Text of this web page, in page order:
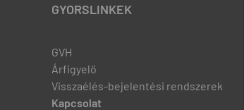
GYORSLINKEK
GVH
Árfigyelő
Visszaélés-bejelentési rendszerek
Kapcsolat